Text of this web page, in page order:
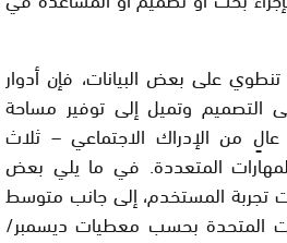
على بعض البيانات، فإن أدوار
التصميم وتميل إلى توفير مساحة
من الإدراك الاجتماعي – ثلاث
المتعددة. في ما يلي بعض
تجربة المستخدم، إلى جانب متوسط
المتحدة بحسب معطيات ديسمبر/